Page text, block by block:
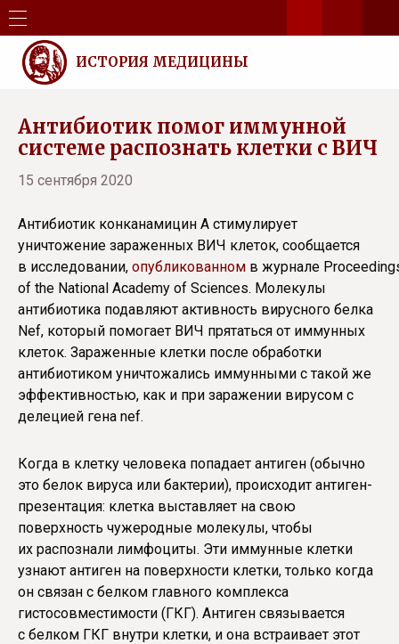
ИСТОРИЯ МЕДИЦИНЫ
Антибиотик помог иммунной
системе распознать клетки с ВИЧ
15 сентября 2020
Антибиотик конканамицин А стимулирует
уничтожение зараженных ВИЧ клеток, сообщается
в исследовании, опубликованном в журнале
of the National Academy of Sciences. Молекулы
антибиотика подавляют активность вирусного белка
Nef, который помогает ВИЧ прятаться от иммунных
клеток. Зараженные клетки после обработки
антибиотиком уничтожались иммунными с такой же
эффективностью, как и при заражении вирусом с
делецией гена nef.
Когда в клетку человека попадает антиген (обычно
это белок вируса или бактерии), происходит антиген-
презентация: клетка выставляет на свою
поверхность чужеродные молекулы, чтобы
их распознали лимфоциты. Эти иммунные клетки
узнают антиген на поверхности клетки, только когда
он связан с белком главного комплекса
гистосовместимости (ГКГ). Антиген связывается
с белком ГКГ внутри клетки, и она встраивает этот